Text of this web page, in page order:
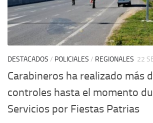
DESTACADOS / POLICIALES / REGIONALES 22
Carabineros ha realizado más
controles hasta el momento
Servicios por Fiestas Patrias